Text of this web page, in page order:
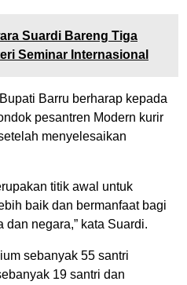
Suardi Bareng Tiga
Seminar Internasional
Barru berharap kepada
pesantren Modern kurir
menyelesaikan
titik awal untuk
baik dan bermanfaat bagi
dan negara,” kata Suardi.
sebanyak 55 santri
19 santri dan